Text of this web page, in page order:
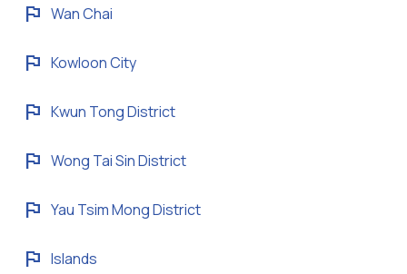
flag Wan Chai
flag Kowloon City
flag Kwun Tong District
flag Wong Tai Sin District
flag Yau Tsim Mong District
flag Islands